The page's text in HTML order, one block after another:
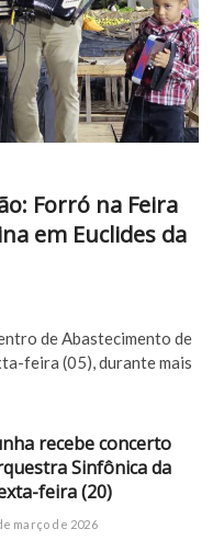
Forró na Feira
em Euclides da
de Abastecimento de
feira (05), durante mais
recebe concerto
Sinfônica da
feira (20)
março de 2026